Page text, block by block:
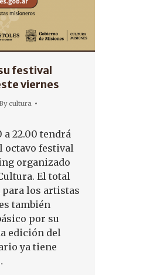
festival
viernes
Bycultura
a 22.00 tendrá
octavo festival
organizado
El total
para los artistas
también
por su
edición del
ya tiene